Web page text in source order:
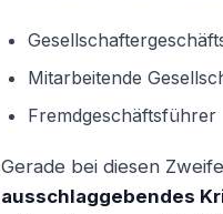
Mitarbeitende
Fremdgeschäftsführer
Gerade bei diesen
ausschlaggebendes